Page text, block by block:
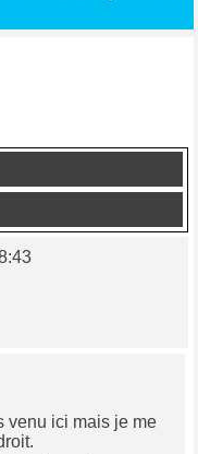
venu ici mais je me